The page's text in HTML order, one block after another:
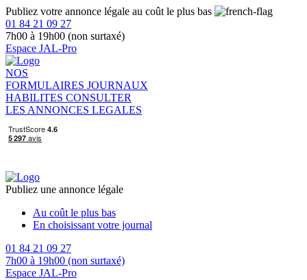
Publiez votre annonce légale au coût le plus bas
01 84 21 09 27
7h00 à 19h00 (non surtaxé)
Espace JAL-Pro
NOS
FORMULAIRES JOURNAUX
HABILITES CONSULTER
LES ANNONCES LEGALES
Publiez une annonce légale
Au coût le plus bas
En choisissant votre journal
01 84 21 09 27
7h00 à 19h00 (non surtaxé)
Espace JAL-Pro